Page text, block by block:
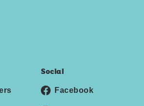
Social
Facebook